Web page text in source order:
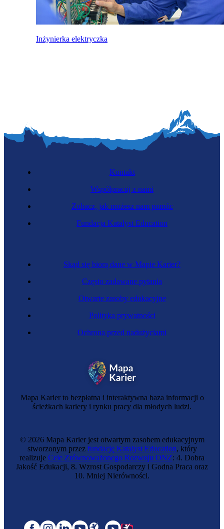
Inżynierka elektryczka
Mapa Karier to bezpłatna i interaktywna baza informacji o
ścieżkach kariery i rynku pracy dla młodych ludzi.
Skąd się biorą dane w Mapie Karier?
Często zadawane pytania
Otwarte zasoby edukacyjne
Polityka prywatności
Ochrona przed nadużyciami
Kontakt
Współpracuj z nami
Zobacz, jak możesz nam pomóc
Fundacja Katalyst Education
© 2026 Mapa Karier jest otwartym zasobem edukacyjnym
stworzonym przez fundację Katalyst Education, który
realizuje Cele Zrównoważonego Rozwoju ONZ: 4. Dobra
Jakość Edukacji, 8. Wzrost Gospodarczy i Godna Praca oraz
10. Mniej Nierówności.